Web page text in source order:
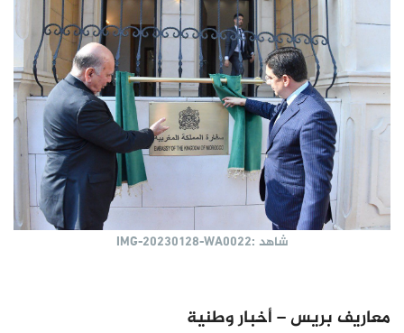
شاهد :IMG-20230128-WA0022
معاريف بريس – أخبار وطنية